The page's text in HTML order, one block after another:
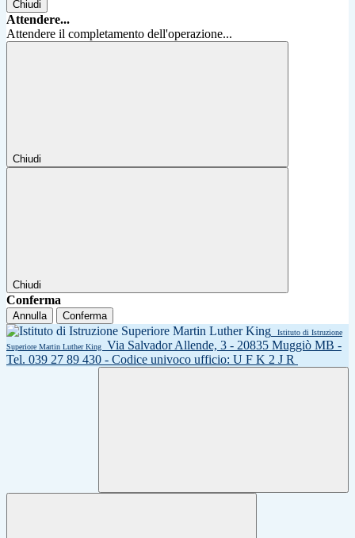
Chiudi
Attendere...
Attendere il completamento dell'operazione...
Chiudi
Chiudi
Conferma
Annulla Conferma
Istituto di Istruzione
Superiore Martin Luther King
Via Salvador Allende, 3 - 20835 Muggiò MB -
Tel. 039 27 89 430 - Codice univoco ufficio: U F K 2 J R